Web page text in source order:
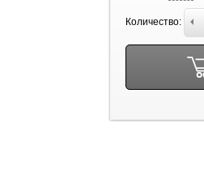
Количество: